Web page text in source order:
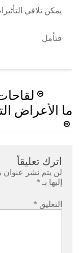
يمكن تلافي
فتأمل
navigation
ما الأعراض
اترك تعليقاً
لن يتم نشر عنوان
إليها بـ *
التعليق *